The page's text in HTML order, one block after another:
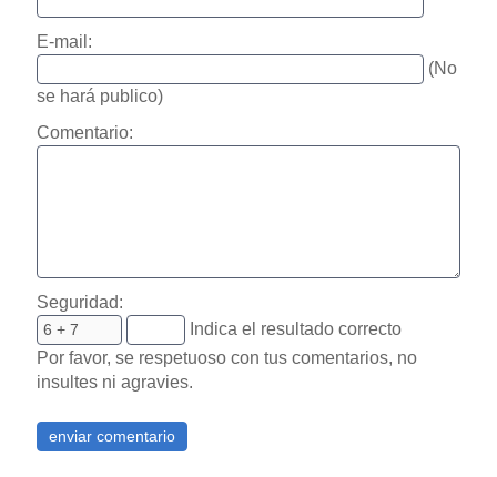
E-mail:
(No
se hará publico)
Comentario:
Seguridad:
Indica el resultado correcto
Por favor, se respetuoso con tus comentarios, no
insultes ni agravies.